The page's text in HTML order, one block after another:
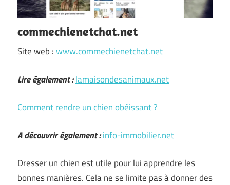
commechienetchat.net
Site web :www.commechienetchat.net
Lire également :lamaisondesanimaux.net
Comment rendre un chien obéissant ?
A découvrir également :info-immobilier.net
Dresser un chien est utile pour lui apprendre les
bonnes manières. Cela ne se limite pas à donner des